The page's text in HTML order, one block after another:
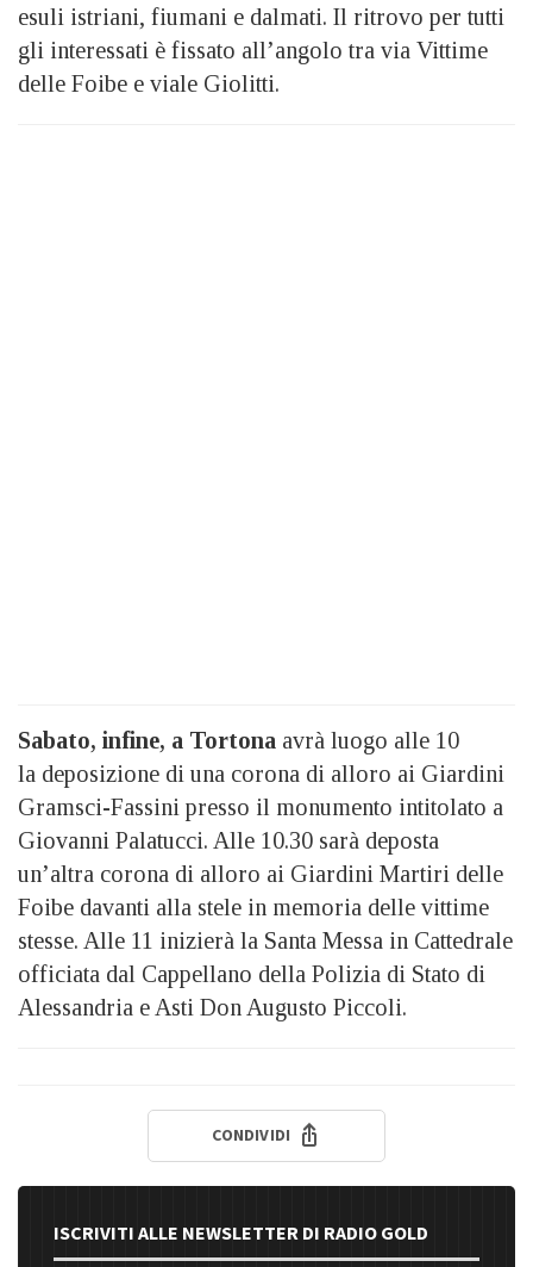
esuli istriani, fiumani e dalmati. Il ritrovo per tutti
gli interessati è fissato all’angolo tra via Vittime
delle Foibe e viale Giolitti.
Sabato, infine, a Tortona avrà luogo alle 10
la deposizione di una corona di alloro ai Giardini
Gramsci-Fassini presso il monumento intitolato a
Giovanni Palatucci. Alle 10.30 sarà deposta
un’altra corona di alloro ai Giardini Martiri delle
Foibe davanti alla stele in memoria delle vittime
stesse. Alle 11 inizierà la Santa Messa in Cattedrale
officiata dal Cappellano della Polizia di Stato di
Alessandria e Asti Don Augusto Piccoli.
CONDIVIDI
ISCRIVITI ALLE NEWSLETTER DI RADIO GOLD